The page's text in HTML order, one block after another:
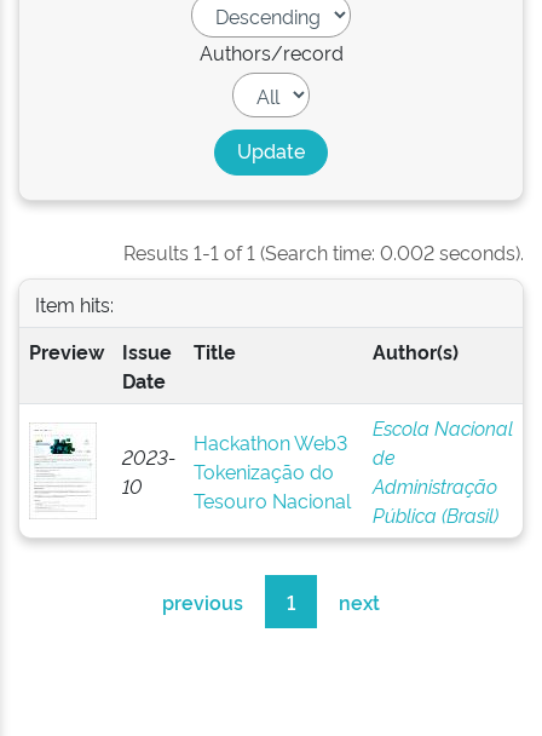
Authors/record
Results 1-1 of 1 (Search time: 0.002 seconds).
Item hits:
Preview
Issue
Date
Title Author(s)
2023-
10
Hackathon Web3
Tokenização do
Tesouro Nacional
Escola Nacional
de
Administração
Pública (Brasil)
previous 1 next